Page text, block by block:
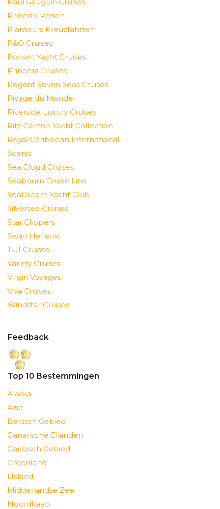
Phoenix Reisen
Plantours Kreuzfahrten
P&O Cruises
Ponant Yacht Cruises
Princess Cruises
Regent Seven Seas Cruises
Rivage du Monde
Riverside Luxury Cruises
Ritz Carlton Yacht Collection
Royal Caribbean International
Scenic
Sea Cloud Cruises
Seabourn Cruise Line
SeaDream Yacht Club
Silversea Cruises
Star Clippers
Swan Hellenic
TUI Cruises
Variety Cruises
Virgin Voyages
Viva Cruises
Windstar Cruises
Feedback
Top 10 Bestemmingen
Alaska
Azië
Baltisch Gebied
Canarische Eilanden
Caribisch Gebied
Groenland
IJsland
Middellandse Zee
Noordkaap